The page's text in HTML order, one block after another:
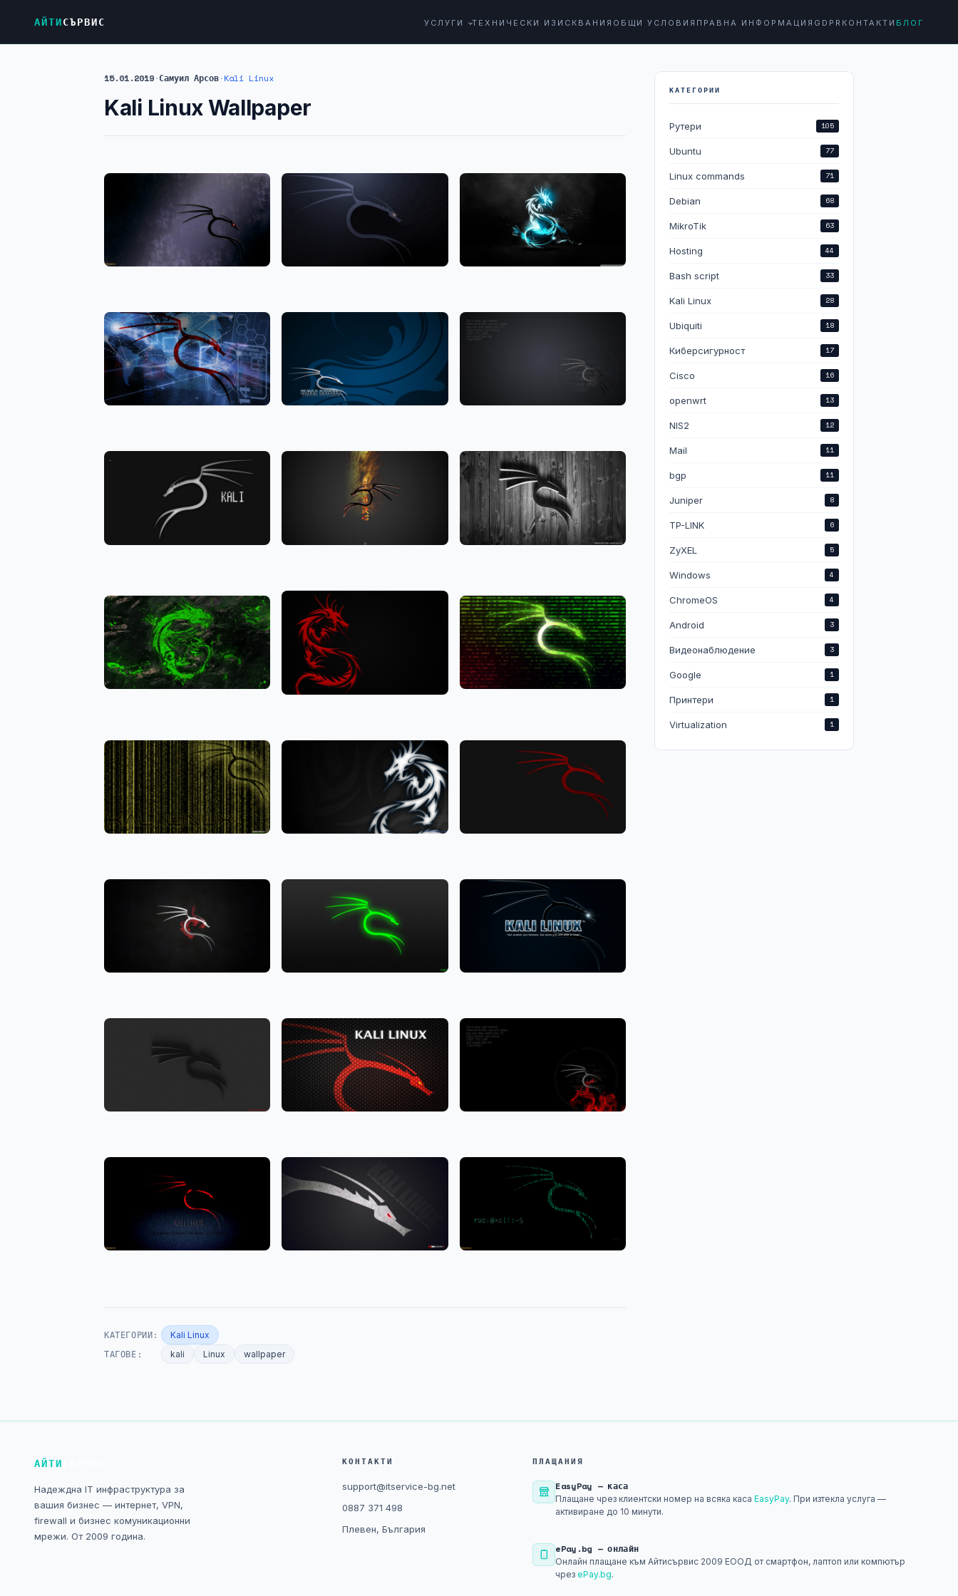
АЙТИСЪРВИС УСЛУГИ ТЕХНИЧЕСКИ ИЗИСКВАНИЯ ОБЩИ УСЛОВИЯ ПРАВНА ИНФОРМАЦИЯ GDPR КОНТАКТИ БЛОГ
15.01.2019·Самуил Арсов·Kali Linux
Kali Linux Wallpaper
КАТЕГОРИИ: Kali Linux
ТАГОВЕ: kali Linux wallpaper
КАТЕГОРИИ
Рутери 105
Ubuntu 77
Linux commands 71
Debian 68
MikroTik 63
Hosting 44
Bash script 33
Kali Linux 28
Ubiquiti 18
Киберсигурност 17
Cisco 16
openwrt 13
NIS2 12
Mail 11
bgp 11
Juniper 8
TP-LINK 6
ZyXEL 5
Windows 4
ChromeOS 4
Android 3
Видеонаблюдение 3
Google 1
Принтери 1
Virtualization 1
АЙТИ
Надеждна IT инфраструктура за
вашия бизнес — интернет, VPN,
firewall и бизнес комуникационни
мрежи. От 2009 година.
КОНТАКТИ
support@itservice-bg.net
0887 371 498
Плевен, България
ПЛАЩАНИЯ
EasyPay — каса
Плащане чрез клиентски номер на всяка касаEasyPay. При изтекла услуга —
активиране до 10 минути.
ePay.bg — онлайн
Онлайн плащане към Айтисървис 2009 ЕООД от смартфон, лаптоп или компютър
чрезePay.bg.